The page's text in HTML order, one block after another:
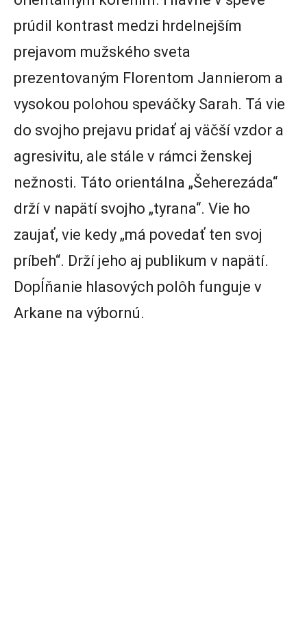
prúdil kontrast medzi hrdelnejším
prejavom mužského sveta
prezentovaným Florentom Jannierom a
vysokou polohou speváčky Sarah. Tá vie
do svojho prejavu pridať aj väčší vzdor a
agresivitu, ale stále v rámci ženskej
nežnosti. Táto orientálna „Šeherezáda“
drží v napätí svojho „tyrana“. Vie ho
zaujať, vie kedy „má povedať ten svoj
príbeh“. Drží jeho aj publikum v napätí.
Dopĺňanie hlasových polôh funguje v
Arkane na výbornú.